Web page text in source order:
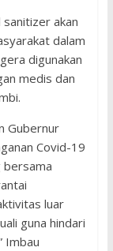
sanitizer akan
dalam
digunakan
medis dan
Gubernur
Covid-19
bersama
luar
guna hindari
Imbau